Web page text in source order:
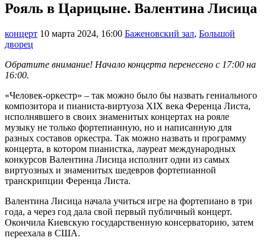
Рояль в Царицыне. Валентина Лисица
концерт 10 марта 2024, 16:00 Баженовский зал, Большой
дворец
Обратите внимание! Начало концерта перенесено с 17:00 на
16:00.
«Человек-оркестр» – так можно было бы назвать гениального
композитора и пианиста-виртуоза XIX века Ференца Листа,
исполнявшего в своих знаменитых концертах на рояле
музыку не только фортепианную, но и написанную для
разных составов оркестра. Так можно назвать и программу
концерта, в котором пианистка, лауреат международных
конкурсов Валентина Лисица исполнит одни из самых
виртуозных и знаменитых шедевров фортепианной
транскрипции Ференца Листа.
Валентина Лисица начала учиться игре на фортепиано в три
года, а через год дала свой первый публичный концерт.
Окончила Киевскую государственную консерваторию, затем
переехала в США.